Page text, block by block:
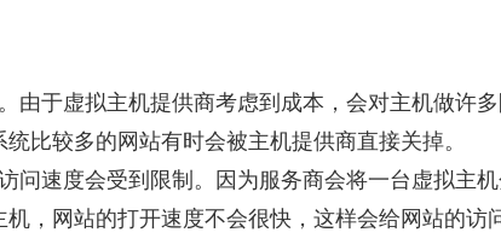
由于虚拟主机提供商考虑到成本，会对主机做许
比较多的网站有时会被主机提供商直接关掉。
问速度会受到限制。因为服务商会将一台虚拟主
，网站的打开速度不会很快，这样会给网站的访